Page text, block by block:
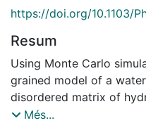
https://doi.org/10.1103/
Resum
Using Monte Carlo
grained model of a
disordered matrix of
different particle
Més...